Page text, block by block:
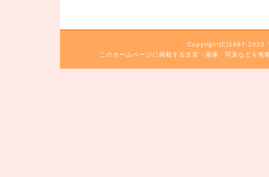
Copyright(C)1997-2010
このホームページに掲載する文章・画像・写真などを